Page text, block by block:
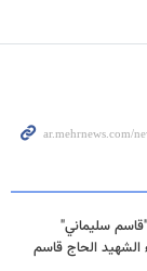
سليماني"
الشهيد الحاج قاسم